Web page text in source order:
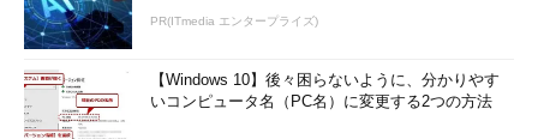
PR(ITmedia エンタープライズ)
【Windows 10】後々困らないように、分かりやす
いコンピュータ名（PC名）に変更する2つの方法